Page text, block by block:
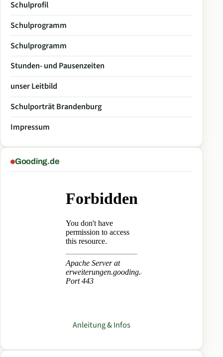
Schulprofil
Schulprogramm
Schulprogramm
Stunden- und Pausenzeiten
unser Leitbild
Schulporträt Brandenburg
Impressum
Gooding.de
Anleitung & Infos